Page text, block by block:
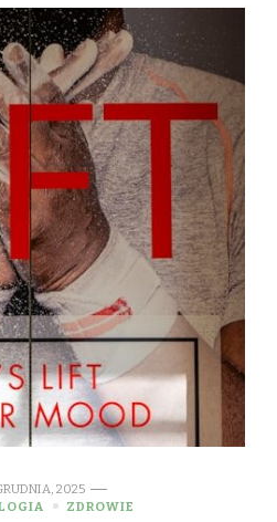
2025
ZDROWIE